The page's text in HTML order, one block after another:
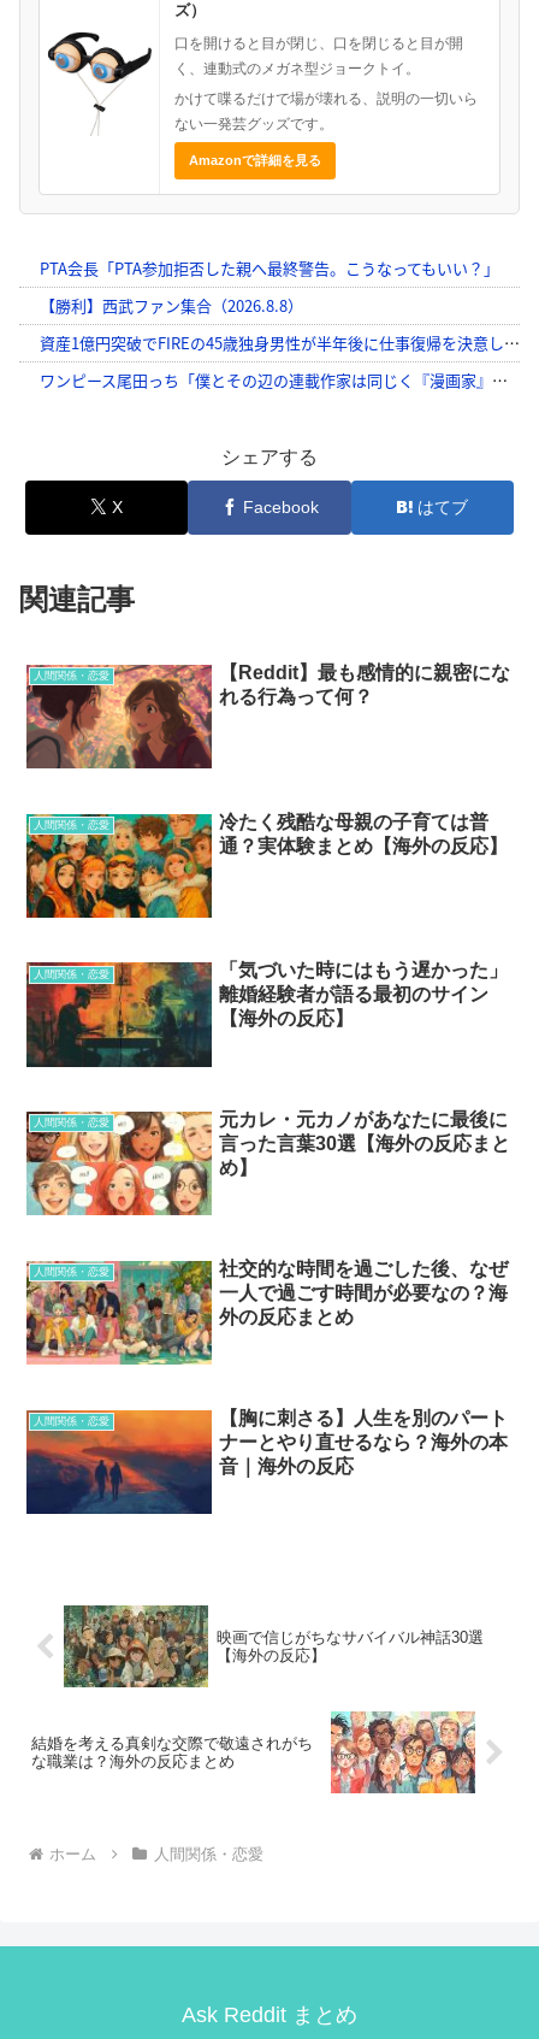
ズ）
口を開けると目が閉じ、口を閉じると目が開
く、連動式のメガネ型ジョークトイ。
かけて喋るだけで場が壊れる、説明の一切いら
ない一発芸グッズです。
Amazonで詳細を見る
シェアする
X Facebook はてブ
関連記事
人間関係・恋愛
【Reddit】最も感情的に親密にな
れる行為って何？
人間関係・恋愛
冷たく残酷な母親の子育ては普
通？実体験まとめ【海外の反応】
人間関係・恋愛
「気づいた時にはもう遅かった」
離婚経験者が語る最初のサイン
【海外の反応】
人間関係・恋愛
元カレ・元カノがあなたに最後に
言った言葉30選【海外の反応まと
め】
人間関係・恋愛
社交的な時間を過ごした後、なぜ
一人で過ごす時間が必要なの？海
外の反応まとめ
人間関係・恋愛
【胸に刺さる】人生を別のパート
ナーとやり直せるなら？海外の本
音｜海外の反応
映画で信じがちなサバイバル神話30選
【海外の反応】
結婚を考える真剣な交際で敬遠されがち
な職業は？海外の反応まとめ
ホーム 人間関係・恋愛
Ask Reddit まとめ